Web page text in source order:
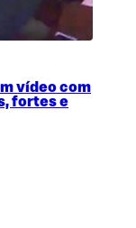
vídeo com
fortes e